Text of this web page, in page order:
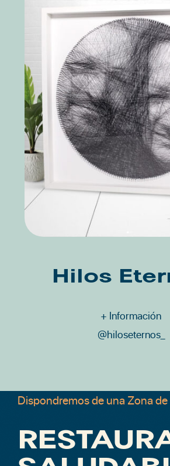
Hilos
+ Información
@hiloseternos_
Dispondremos de una Zona de